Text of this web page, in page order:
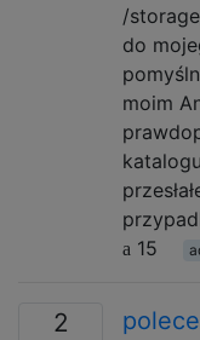
/
do
moim
15
2